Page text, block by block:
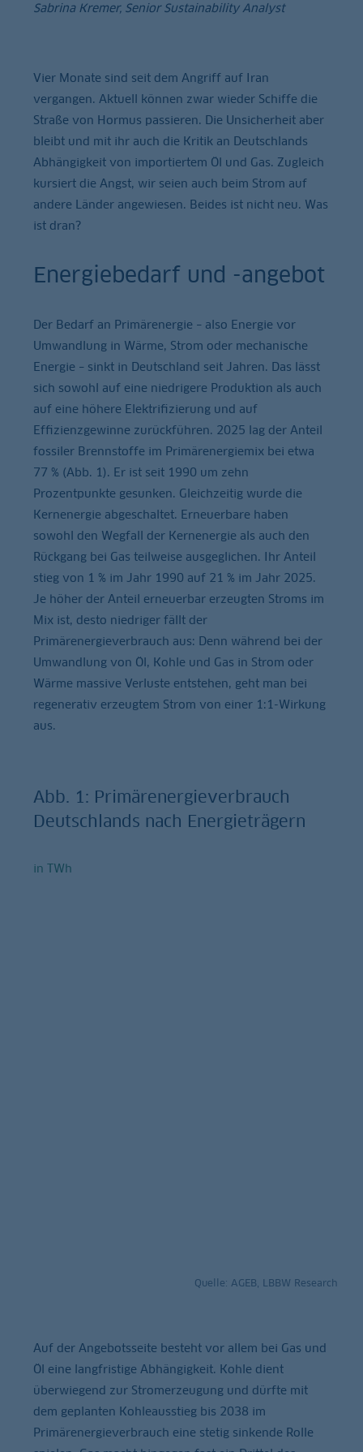
Sabrina Kremer, Senior Sustainability Analyst
Vier Monate sind seit dem Angriff auf Iran
vergangen. Aktuell können zwar wieder Schiffe die
Straße von Hormus passieren. Die Unsicherheit aber
bleibt und mit ihr auch die Kritik an Deutschlands
Abhängigkeit von importiertem Öl und Gas. Zugleich
kursiert die Angst, wir seien auch beim Strom auf
andere Länder angewiesen. Beides ist nicht neu. Was
ist dran?
Energiebedarf und -angebot
Der Bedarf an Primärenergie – also Energie vor
Umwandlung in Wärme, Strom oder mechanische
Energie – sinkt in Deutschland seit Jahren. Das lässt
sich sowohl auf eine niedrigere Produktion als auch
auf eine höhere Elektrifizierung und auf
Effizienzgewinne zurückführen. 2025 lag der Anteil
fossiler Brennstoffe im Primärenergiemix bei etwa
77 % (Abb. 1). Er ist seit 1990 um zehn
Prozentpunkte gesunken. Gleichzeitig wurde die
Kernenergie abgeschaltet. Erneuerbare haben
sowohl den Wegfall der Kernenergie als auch den
Rückgang bei Gas teilweise ausgeglichen. Ihr Anteil
stieg von 1 % im Jahr 1990 auf 21 % im Jahr 2025.
Je höher der Anteil erneuerbar erzeugten Stroms im
Mix ist, desto niedriger fällt der
Primärenergieverbrauch aus: Denn während bei der
Umwandlung von Öl, Kohle und Gas in Strom oder
Wärme massive Verluste entstehen, geht man bei
regenerativ erzeugtem Strom von einer 1:1-Wirkung
aus.
Abb. 1: Primärenergieverbrauch
Deutschlands nach Energieträgern
in TWh
Quelle: AGEB, LBBW Research
Auf der Angebotsseite besteht vor allem bei Gas und
Öl eine langfristige Abhängigkeit. Kohle dient
überwiegend zur Stromerzeugung und dürfte mit
dem geplanten Kohleausstieg bis 2038 im
Primärenergieverbrauch eine stetig sinkende Rolle